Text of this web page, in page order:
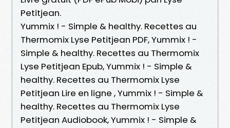
Petitjean.
Yummix ! - Simple & healthy. Recettes au
Thermomix Lyse Petitjean PDF, Yummix ! -
Simple & healthy. Recettes au Thermomix
Lyse Petitjean Epub, Yummix ! - Simple &
healthy. Recettes au Thermomix Lyse
Petitjean Lire en ligne , Yummix ! - Simple &
healthy. Recettes au Thermomix Lyse
Petitjean Audiobook, Yummix ! - Simple &